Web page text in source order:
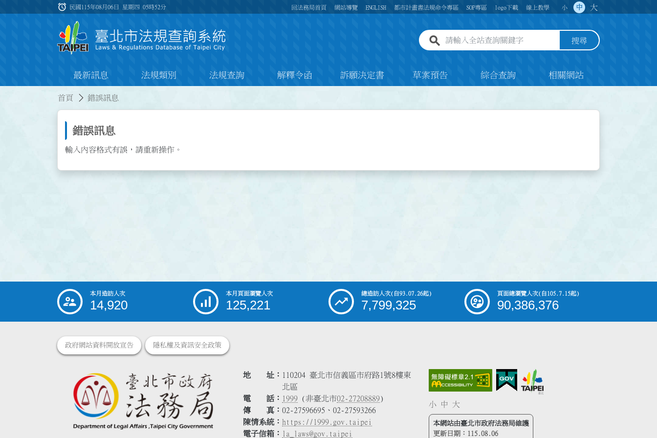
:::
alarm 民國115年08月06日 星期四05時52分 回法務局首頁 網站導覽 ENGLISH 都市計畫書法規命令專區 SOP專區 logo下載 線上教學 小 中 大
全站查詢關鍵字欄位 搜尋
最新訊息 法規類別 法規查詢 解釋令函 訴願決定書 草案預告 綜合查詢 相關網站
首頁 錯誤訊息
錯誤訊息
輸入內容格式有誤，請重新操作。
::: 本月造訪人次
14,920
本月頁面瀏覽人次
125,221
總造訪人次(自93.07.26起)
7,799,325
頁面總瀏覽人次(自105.7.15起)
90,386,376
政府網站資料開放宣告 隱私權及資訊安全政策
地 址
110204 臺北市信義區市府路1號8樓東
北區
電 話
1999 (非臺北市02-27208889)
傳 真
02-27596695、02-27593266
陳情系統
https://1999.gov.taipei
電子信箱
la_laws@gov.taipei
小 中 大
本網站由臺北市政府法務局維護
更新日期： 115.08.06